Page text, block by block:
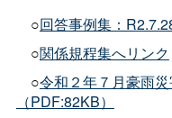
○回答事例集：
○関係規程集へリンク
○令和２年７月豪雨
（PDF:82KB）